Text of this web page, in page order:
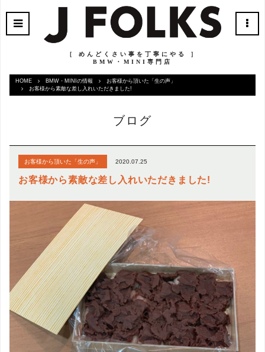
［ めんどくさい事を丁寧にやる ］
BMW・MINI専門店
HOME BMW・MINIの情報
お客様から頂いた「生の声」
お客様から素敵な差し入れいただきました!
ブログ
お客様から頂いた「生の声」 2020.07.25
お客様から素敵な差し入れいただきました!